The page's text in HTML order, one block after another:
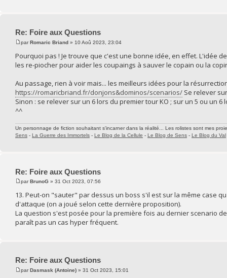
Re: Foire aux Questions
parRomaric Briand » 10 Aoû 2023, 23:04
Pourquoi pas ! Je trouve que c'est une bonne idée, en effet. L'idée
les re-piocher pour aider les coupaings à sauver le copain ou la
Au passage, rien à voir mais... les meilleurs idées pour la
https://romaricbriand.fr/donjons&dominos/scenarios/ Se relever
Sinon : se relever sur un 6 lors du premier tour KO ; sur un 5 ou un
^^
Un personnage de fiction souhaitant s'incarner dans la réalité... Les rolistes sont mes
Sens - La Guerre des Immortels - Le Blog de la Cellule - Le Blog de Sens - Le Blog du Val
Re: Foire aux Questions
parBrunoG » 31 Oct 2023, 07:56
13. Peut-on "sauter" par dessus un boss s'il est sur la même case
d'attaque (on a joué selon cette dernière proposition).
La question s'est posée pour la première fois au dernier scenario
paraît pas un cas hyper fréquent.
Re: Foire aux Questions
parDasmask (Antoine) » 31 Oct 2023, 15:01